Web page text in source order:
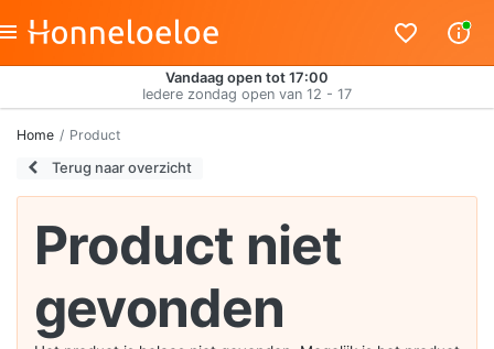
Vandaag open tot 17:00
Iedere zondag open van 12 - 17
Home Product
Terug naar overzicht
Product niet
gevonden